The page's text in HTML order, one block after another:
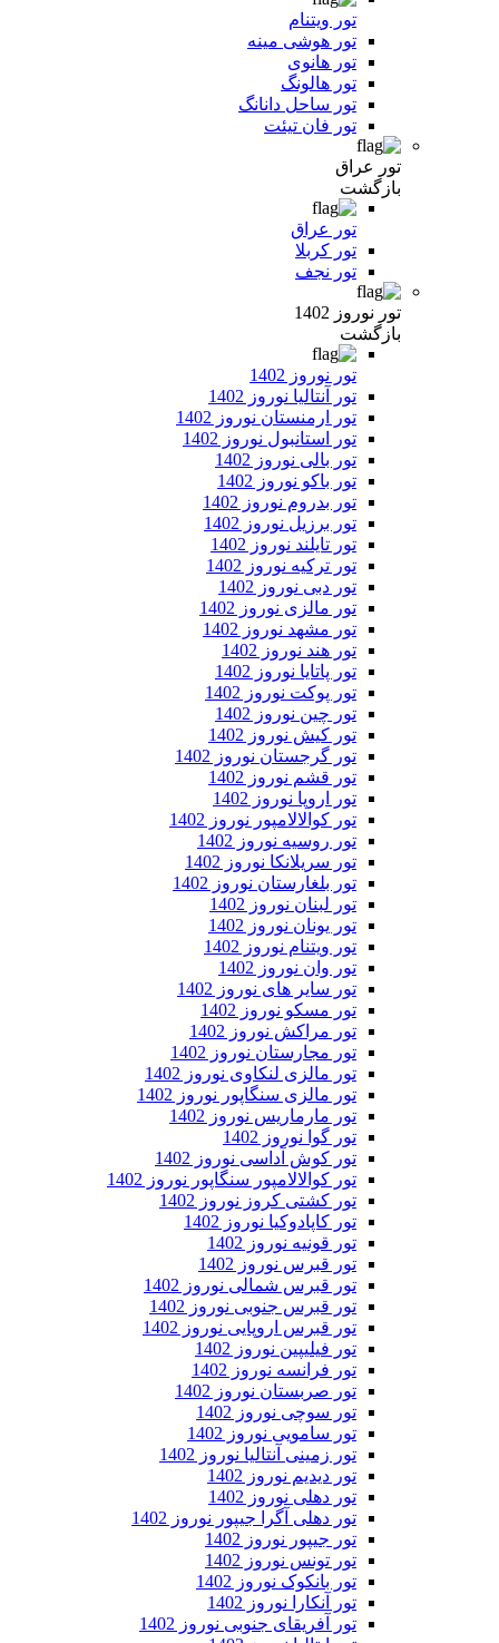
تور ویتنام
تور هوشی مینه
تور هانوی
تور هالونگ
تور ساحل دانانگ
تور فان تیئت
تور عراق
بازگشت
تور عراق
تور کربلا
تور نجف
تور نوروز 1402
بازگشت
تور نوروز 1402
تور آنتالیا نوروز 1402
تور ارمنستان نوروز 1402
تور استانبول نوروز 1402
تور بالی نوروز 1402
تور باکو نوروز 1402
تور بدروم نوروز 1402
تور برزیل نوروز 1402
تور تایلند نوروز 1402
تور ترکیه نوروز 1402
تور دبی نوروز 1402
تور مالزی نوروز 1402
تور مشهد نوروز 1402
تور هند نوروز 1402
تور پاتایا نوروز 1402
تور پوکت نوروز 1402
تور چین نوروز 1402
تور کیش نوروز 1402
تور گرجستان نوروز 1402
تور قشم نوروز 1402
تور اروپا نوروز 1402
تور کوالالامپور نوروز 1402
تور روسیه نوروز 1402
تور سریلانکا نوروز 1402
تور بلغارستان نوروز 1402
تور لبنان نوروز 1402
تور یونان نوروز 1402
تور ویتنام نوروز 1402
تور وان نوروز 1402
تور سایر های نوروز 1402
تور مسکو نوروز 1402
تور مراکش نوروز 1402
تور مجارستان نوروز 1402
تور مالزی لنکاوی نوروز 1402
تور مالزی سنگاپور نوروز 1402
تور مارماریس نوروز 1402
تور گوا نوروز 1402
تور کوش آداسی نوروز 1402
تور کوالالامپور سنگاپور نوروز 1402
تور کشتی کروز نوروز 1402
تور کاپادوکیا نوروز 1402
تور قونیه نوروز 1402
تور قبرس نوروز 1402
تور قبرس شمالی نوروز 1402
تور قبرس جنوبی نوروز 1402
تور قبرس اروپایی نوروز 1402
تور فیلیپین نوروز 1402
تور فرانسه نوروز 1402
تور صربستان نوروز 1402
تور سوچی نوروز 1402
تور سامویی نوروز 1402
تور زمینی آنتالیا نوروز 1402
تور دیدیم نوروز 1402
تور دهلی نوروز 1402
تور دهلی آگرا جیپور نوروز 1402
تور جیپور نوروز 1402
تور تونس نوروز 1402
تور بانکوک نوروز 1402
تور آنکارا نوروز 1402
تور آفریقای جنوبی نوروز 1402